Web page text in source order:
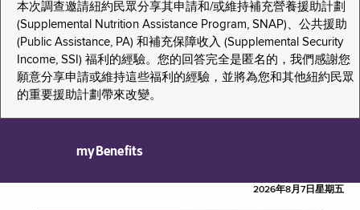
本次調查邀請紐約民眾分享其申請和/或維持補充營養援助計劃
(Supplemental Nutrition Assistance Program, SNAP)、公共援助
(Public Assistance, PA) 和補充保障收入 (Supplemental Security
Income, SSI) 福利的經驗。您的回答完全是匿名的，我們感謝您
願意分享申請或維持這些福利的經驗，並將為您和其他紐約民眾
的重要援助計劃帶來改變。
myBenefits
2026年8月7日星期五